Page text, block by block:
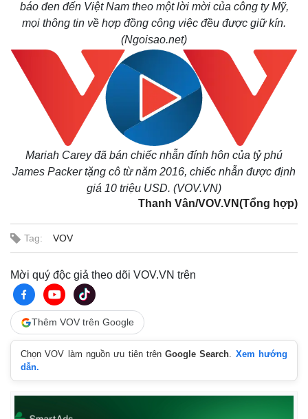
Pháp luật
Vụ án
Tin nóng
Tư vấn luật
Vũ khí
Phân tích
báo đen đến Việt Nam theo một lời mời của công ty Mỹ,
mọi thông tin về hợp đồng công việc đều được giữ kín.
(Ngoisao.net)
Mariah Carey đã bán chiếc nhẫn đính hôn của tỷ phú
James Packer tặng cô từ năm 2016, chiếc nhẫn được định
giá 10 triệu USD. (VOV.VN)
Thanh Vân/VOV.VN(Tổng hợp)
Tag: VOV
Mời quý độc giả theo dõi VOV.VN trên
Thêm VOV trên Google
Chọn VOV làm nguồn ưu tiên trênGoogle Search. Xem hướng
dẫn.